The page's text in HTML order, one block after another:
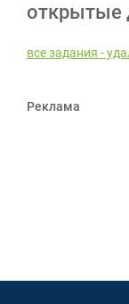
открытые
все задания -
Реклама